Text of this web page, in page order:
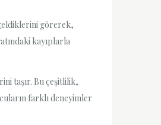
görerek,
kayıplarla
taşır. Bu çeşitlilik,
farklı deneyimler